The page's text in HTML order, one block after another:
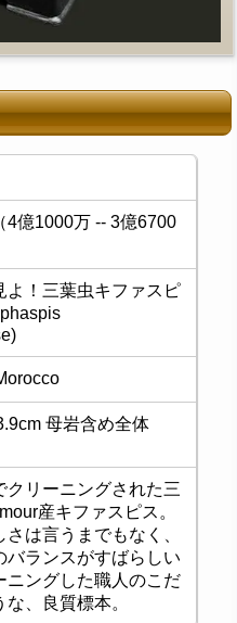
4億1000万 -- 3億6700
よ！三葉虫キファスピ
母岩含め全体
クリーニングされた三
産キファスピス。
は言うまでもなく、
バランスがすばらしい
ニングした職人のこだ
、良質標本。